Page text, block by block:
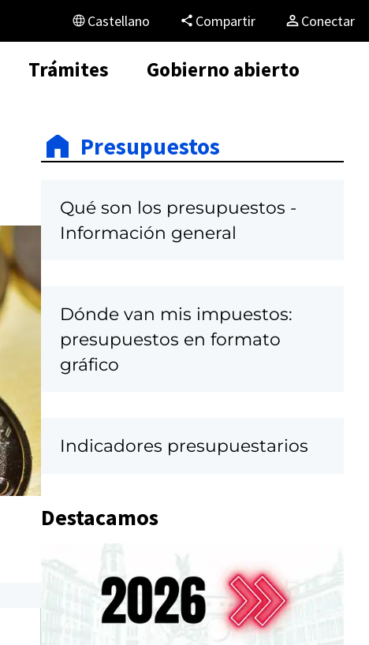
Castellano Compartir Conectar
Trámites Gobierno abierto
Presupuestos
Qué son los presupuestos -
Información general
Dónde van mis impuestos:
presupuestos en formato
gráfico
Indicadores presupuestarios
Destacamos